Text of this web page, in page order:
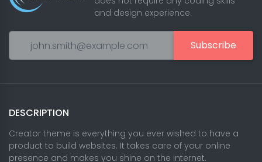
and design experience.
Subscribe
DESCRIPTION
Creator theme is everything you ever wished to have a
product to build websites. It takes care of your online
presence and makes you shine on the internet.